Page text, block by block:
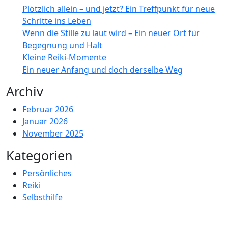
Plötzlich allein – und jetzt? Ein Treffpunkt für neue
Schritte ins Leben
Wenn die Stille zu laut wird – Ein neuer Ort für
Begegnung und Halt
Kleine Reiki-Momente
Ein neuer Anfang und doch derselbe Weg
Archiv
Februar 2026
Januar 2026
November 2025
Kategorien
Persönliches
Reiki
Selbsthilfe